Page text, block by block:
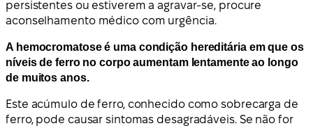
persistentes ou estiverem a agravar-se, procure
aconselhamento médico com urgência.
A hemocromatose é uma condição hereditária em que os
níveis de ferro no corpo aumentam lentamente ao longo
de muitos anos.
Este acúmulo de ferro, conhecido como sobrecarga de
ferro, pode causar sintomas desagradáveis. Se não for